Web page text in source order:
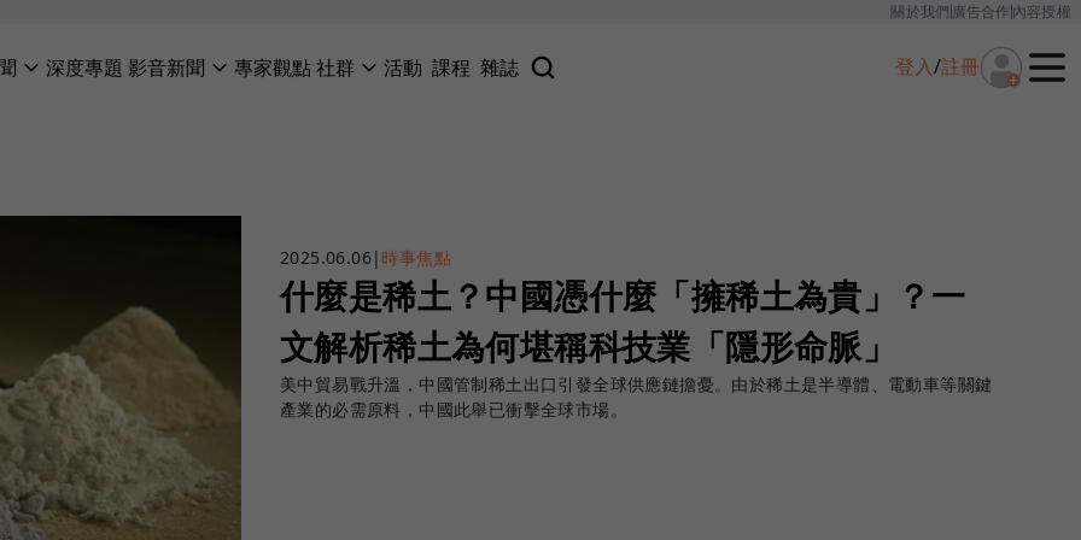
關於我們廣告合作內容授權
深度專題 影音新聞 專家觀點社群 活動 課程 雜誌 登入/註冊
2025.06.06| 時事焦點
什麼是稀土？中國憑什麼「擁稀土為貴」？一
文解析稀土為何堪稱科技業「隱形命脈」
美中貿易戰升溫，中國管制稀土出口引發全球供應鏈擔憂。由於稀土是半導體、電動車等關鍵
產業的必需原料，中國此舉已衝擊全球市場。